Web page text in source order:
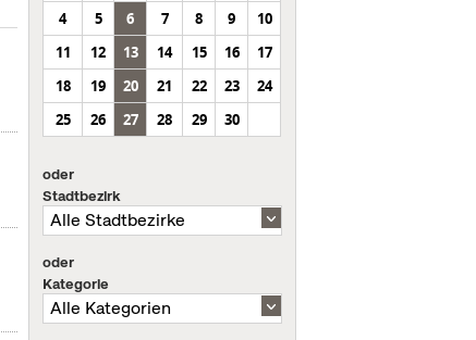
4
5 6 7 8 9
10
11
12 13 14 15 16
17
18
19 20 21 22 23
24
25
26 27 28 29 30
oder
Stadtbezirk
oder
Kategorie